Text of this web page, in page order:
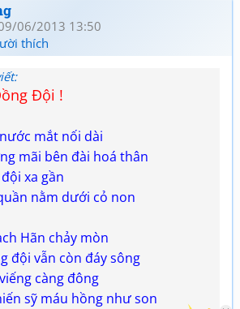
06/2013 13:50
thích
Đội !
mắt nối dài
mãi bên đài hoá thân
xa gần
nằm dưới cỏ non
Hãn chảy mòn
đội vẫn còn đáy sông
càng đông
sỹ máu hồng như son